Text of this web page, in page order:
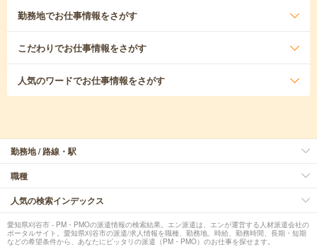
勤務地でお仕事情報をさがす
こだわりでお仕事情報をさがす
人気のワードでお仕事情報をさがす
勤務地 / 路線・駅
職種
人気の検索インデックス
愛知県刈谷市 - PM・PMOの派遣情報の検索結果。エン派遣は、エンが運営する人材派遣会社の
ポータルサイト。愛知県刈谷市の派遣/求人情報を職種、勤務地、時給、勤務時間、長期・短期
などの希望条件から、あなたにピッタリの派遣（PM・PMO）のお仕事を探せます。